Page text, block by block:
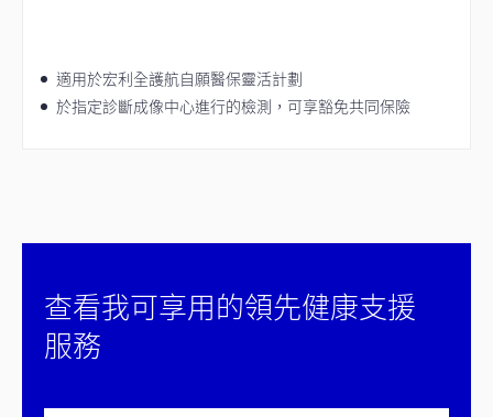
適用於宏利全護航自願醫保靈活計劃
於指定診斷成像中心進行的檢測，可享豁免共同保險
查看我可享用的領先健康支援
服務